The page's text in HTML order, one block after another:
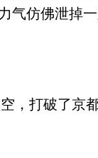
气仿佛泄掉
，打破了京都